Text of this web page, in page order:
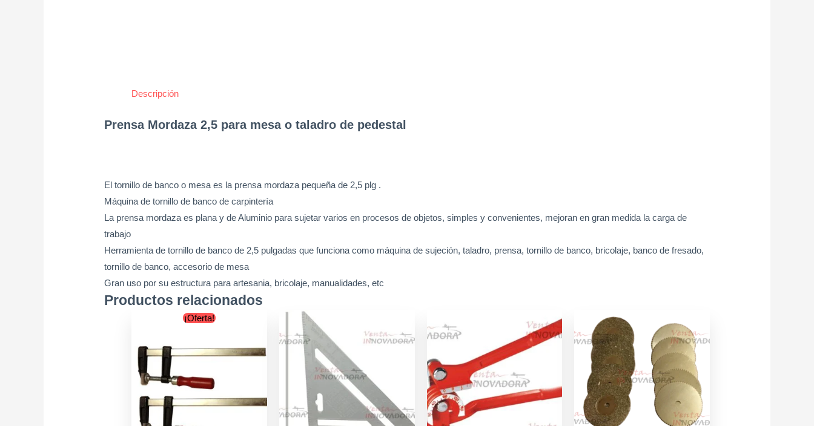
Descripción
Prensa Mordaza 2,5 para mesa o taladro de pedestal
El tornillo de banco o mesa es la prensa mordaza pequeña de 2,5 plg .
Máquina de tornillo de banco de carpintería
La prensa mordaza es plana y de Aluminio para sujetar varios en procesos de objetos, simples y convenientes, mejoran en gran medida la carga de
trabajo
Herramienta de tornillo de banco de 2,5 pulgadas que funciona como máquina de sujeción, taladro, prensa, tornillo de banco, bricolaje, banco de fresado,
tornillo de banco, accesorio de mesa
Gran uso por su estructura para artesania, bricolaje, manualidades, etc
Productos relacionados
¡Oferta!
Original
$24.900.
Current
$19.900.